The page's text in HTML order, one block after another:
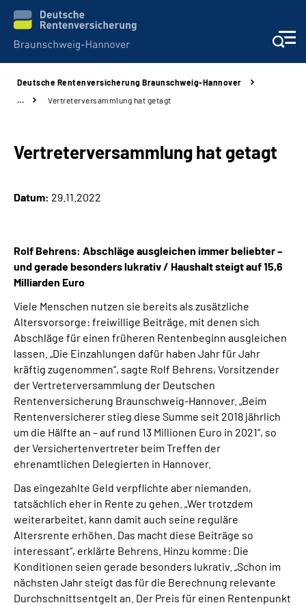
Karriere
Über uns
Online-Services
Inhalte in Gebärdensprache (DGS)
Leichte Sprache
Suche
Mein Kundenportal
Deutsche Rentenversicherung Braunschweig-Hannover
…
Vertreterversammlung hat getagt
Vertreterversammlung hat getagt
Datum: 29.11.2022
Rolf Behrens: Abschläge ausgleichen immer beliebter –
und gerade besonders lukrativ / Haushalt steigt auf 15,6
Milliarden Euro
Viele Menschen nutzen sie bereits als zusätzliche
Altersvorsorge: freiwillige Beiträge, mit denen sich
Abschläge für einen früheren Rentenbeginn ausgleichen
lassen. „Die Einzahlungen dafür haben Jahr für Jahr
kräftig zugenommen“, sagte Rolf Behrens, Vorsitzender
der Vertreterversammlung der Deutschen
Rentenversicherung Braunschweig-Hannover. „Beim
Rentenversicherer stieg diese Summe seit 2018 jährlich
um die Hälfte an – auf rund 13 Millionen Euro in 2021“, so
der Versichertenvertreter beim Treffen der
ehrenamtlichen Delegierten in Hannover.
Das eingezahlte Geld verpflichte aber niemanden,
tatsächlich eher in Rente zu gehen. „Wer trotzdem
weiterarbeitet, kann damit auch seine reguläre
Altersrente erhöhen. Das macht diese Beiträge so
interessant“, erklärte Behrens. Hinzu komme: Die
Konditionen seien gerade besonders lukrativ. „Schon im
nächsten Jahr steigt das für die Berechnung relevante
Durchschnittsentgelt an. Der Preis für einen Rentenpunkt